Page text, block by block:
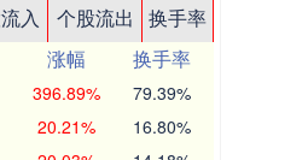
入 个股流出
换手率
涨幅
换手率
396.89% 79.39%
20.21% 16.80%